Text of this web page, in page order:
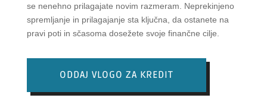
se nenehno prilagajate novim razmeram. Neprekinjeno
spremljanje in prilagajanje sta ključna, da ostanete na
pravi poti in sčasoma dosežete svoje finančne cilje.
ODDAJ VLOGO ZA KREDIT